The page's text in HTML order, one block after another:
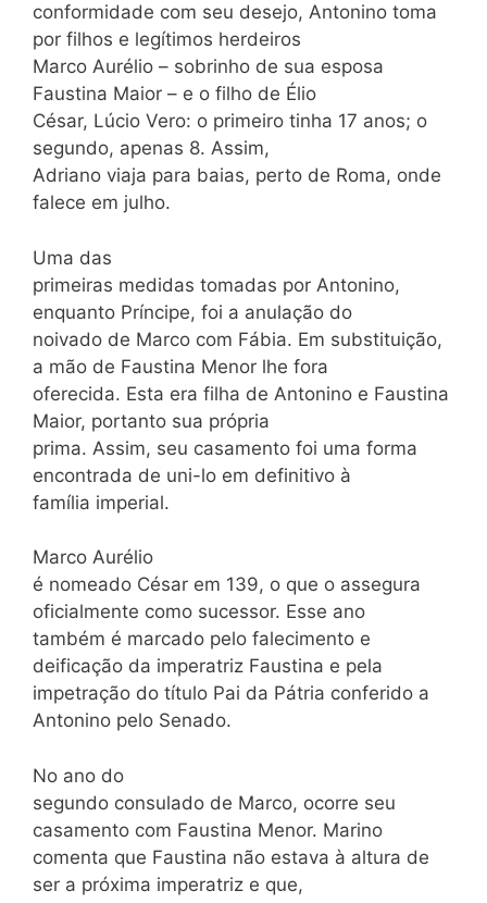
conformidade com seu desejo, Antonino toma
por filhos e legítimos herdeiros
Marco Aurélio – sobrinho de sua esposa
Faustina Maior – e o filho de Élio
César, Lúcio Vero: o primeiro tinha 17 anos; o
segundo, apenas 8. Assim,
Adriano viaja para baias, perto de Roma, onde
falece em julho.
Uma das
primeiras medidas tomadas por Antonino,
enquanto Príncipe, foi a anulação do
noivado de Marco com Fábia. Em substituição,
a mão de Faustina Menor lhe fora
oferecida. Esta era filha de Antonino e Faustina
Maior, portanto sua própria
prima. Assim, seu casamento foi uma forma
encontrada de uni-lo em definitivo à
família imperial.
Marco Aurélio
é nomeado César em 139, o que o assegura
oficialmente como sucessor. Esse ano
também é marcado pelo falecimento e
deificação da imperatriz Faustina e pela
impetração do título Pai da Pátria conferido a
Antonino pelo Senado.
No ano do
segundo consulado de Marco, ocorre seu
casamento com Faustina Menor. Marino
comenta que Faustina não estava à altura de
ser a próxima imperatriz e que,